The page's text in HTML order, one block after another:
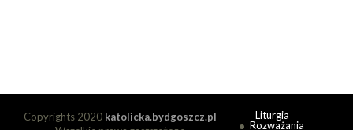
Copyrights 2020 katolicka.bydgoszcz.pl
Liturgia
Rozważania